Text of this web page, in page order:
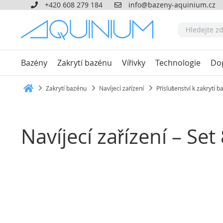
+420 608 279 184 info@bazeny-aquinium.cz
Bazény Zakrytí bazénu Vířivky Technologie
Zakrytí bazénu Navíjecí zařízení Příslušenství k zakrytí
Navíjecí zařízení –